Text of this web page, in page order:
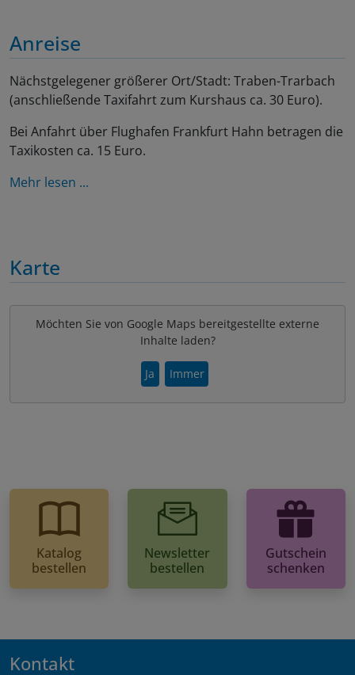
Anreise
Nächstgelegener größerer Ort/Stadt: Traben-Trarbach
(anschließende Taxifahrt zum Kurshaus ca. 30 Euro).
Bei Anfahrt über Flughafen Frankfurt Hahn betragen die
Taxikosten ca. 15 Euro.
Mehr lesen ...
Karte
Möchten Sie von Google Maps bereitgestellte externe
Inhalte laden?
Ja Immer
Katalog
bestellen
Newsletter
bestellen
Gutschein
schenken
Kontakt